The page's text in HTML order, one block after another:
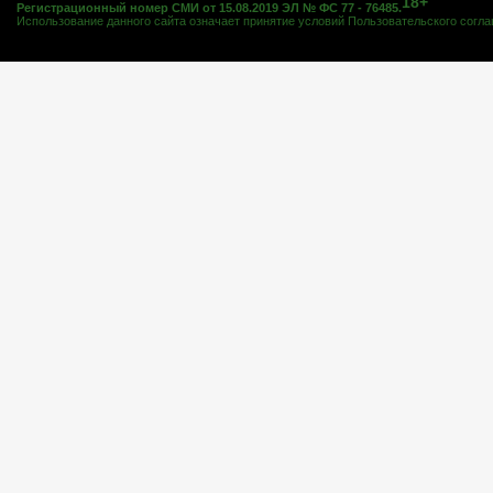
Регистрационный номер СМИ от 15.08.2019 ЭЛ № ФС 77 - 76485.
Использование данного сайта означает принятие условий Пользовательского